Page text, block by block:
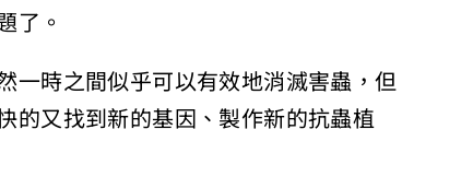
。
時之間似乎可以有效地消滅害蟲，但
又找到新的基因、製作新的抗蟲植